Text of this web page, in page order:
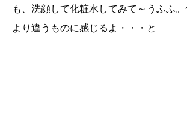
も、洗顔して化粧水してみて～うふふ
より違うものに感じるよ・・・と